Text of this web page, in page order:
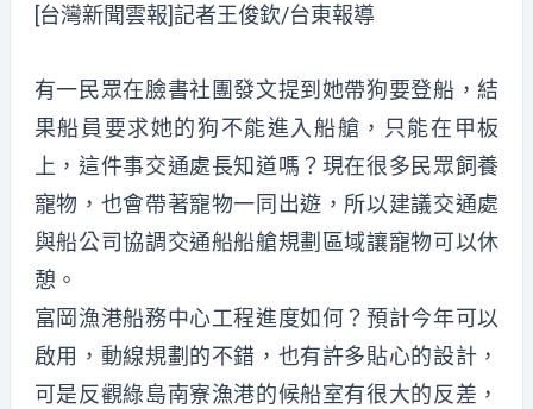
[台灣新聞雲報]記者王俊欽/台東報導
有一民眾在臉書社團發文提到她帶狗要登船，結
果船員要求她的狗不能進入船艙，只能在甲板
上，這件事交通處長知道嗎？現在很多民眾飼養
寵物，也會帶著寵物一同出遊，所以建議交通處
與船公司協調交通船船艙規劃區域讓寵物可以休
憩。
富岡漁港船務中心工程進度如何？預計今年可以
啟用，動線規劃的不錯，也有許多貼心的設計，
可是反觀綠島南寮漁港的候船室有很大的反差，